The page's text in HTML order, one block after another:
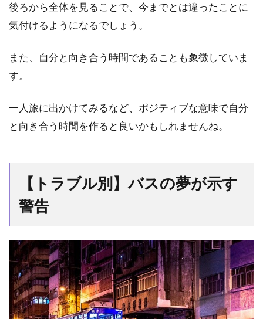
後ろから全体を見ることで、今までとは違ったことに
気付けるようになるでしょう。
また、自分と向き合う時間であることも象徴していま
す。
一人旅に出かけてみるなど、ポジティブな意味で自分
と向き合う時間を作ると良いかもしれませんね。
【トラブル別】バスの夢が示す
警告